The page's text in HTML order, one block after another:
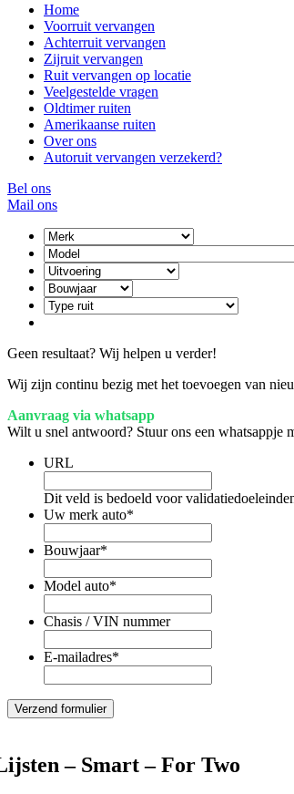
Home
Voorruit vervangen
Achterruit vervangen
Zijruit vervangen
Ruit vervangen op locatie
Veelgestelde vragen
Oldtimer ruiten
Amerikaanse ruiten
Over ons
Autoruit vervangen verzekerd?
Bel ons
Mail ons
Geen resultaat? Wij helpen u verder!
Wij zijn continu bezig met het toevoegen van
Aanvraag via whatsapp
Wilt u snel antwoord? Stuur ons een whatsappje
URL
Dit veld is bedoeld voor
Uw merk auto*
Bouwjaar*
Model auto*
Chasis / VIN nummer
E-mailadres*
– Smart – For Two